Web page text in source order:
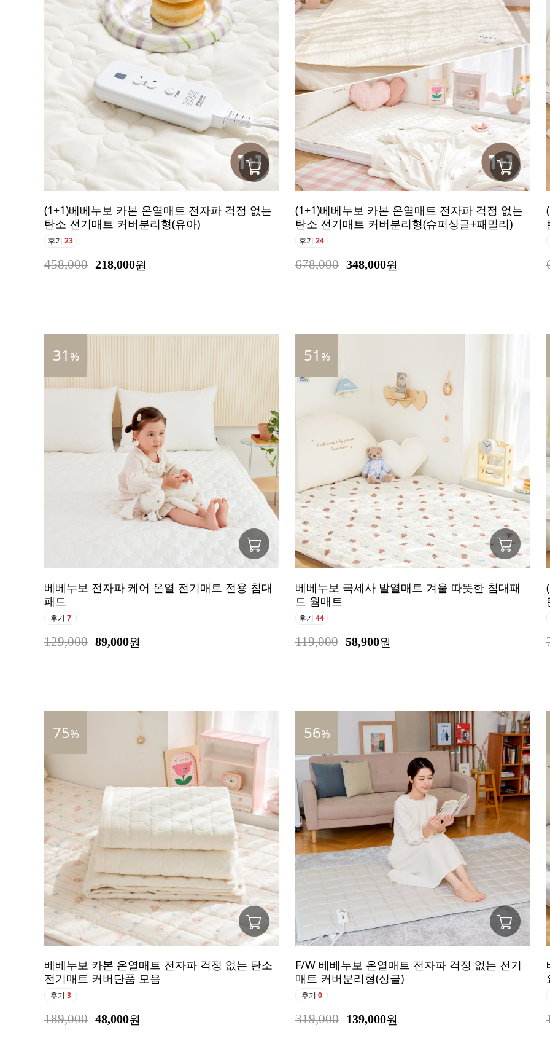
(1+1)베베누보 카본 온열매트 전자파 걱정 없는
탄소 전기매트 커버분리형(유아)
후기 23
458,000 218,000원
(1+1)베베누보 카본 온열매트 전자파 걱정 없는
탄소 전기매트 커버분리형(슈퍼싱글+패밀리)
후기 24
678,000 348,000원
31 %
베베누보 전자파 케어 온열 전기매트 전용 침대
패드
후기 7
129,000 89,000원
51 %
베베누보 극세사 발열매트 겨울 따뜻한 침대패
드 웜매트
후기 44
119,000 58,900원
75%
베베누보 카본 온열매트 전자파 걱정 없는 탄소
전기매트 커버단품 모음
후기 3
189,000 48,000원
56%
F/W 베베누보 온열매트 전자파 걱정 없는 전기
매트 커버분리형(싱글)
후기 0
319,000 139,000원